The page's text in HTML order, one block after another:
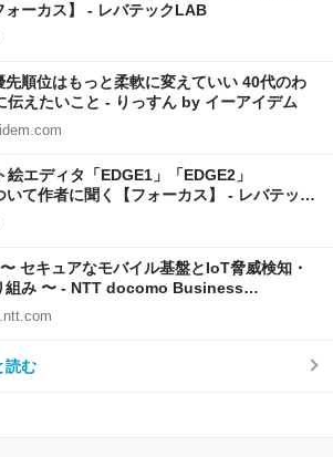
ォーカス】 - レバテックLAB
順位はもっと柔軟に変えていい 40代のわ
伝えたいこと - りっすん by イーアイデム
エディタ「EDGE1」「EDGE2」
いて作者に聞く【フォーカス】 - レバテック
セキュアなモバイル基盤とIoT脅威検知・
組み 〜 - NTT docomo Business
読む